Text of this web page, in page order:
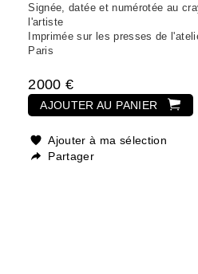
Signée, datée et numérotée au
l'artiste
Imprimée sur les presses de
Paris
2000 €
AJOUTER AU PANIER
Ajouter à ma sélection
Partager